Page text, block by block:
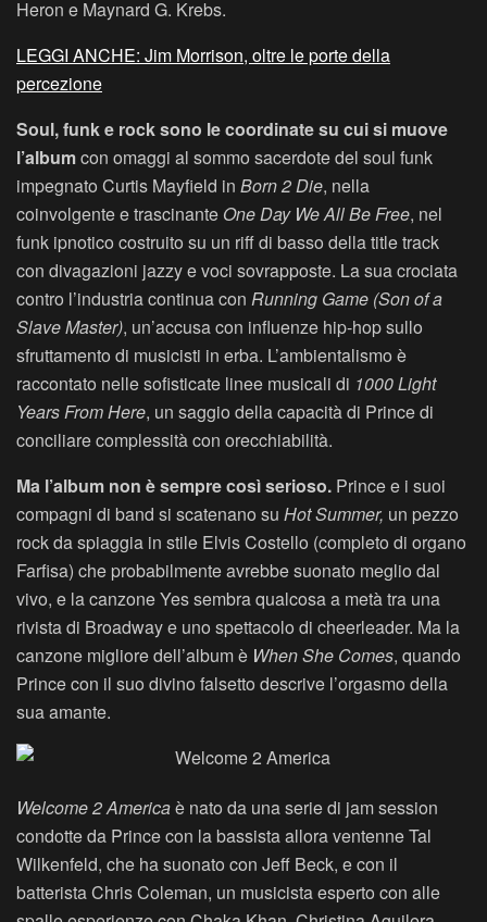
Heron e Maynard G. Krebs.
LEGGI ANCHE: Jim Morrison, oltre le porte della
percezione
Soul, funk e rock sono le coordinate su cui si muove
l’albumcon omaggi al sommo sacerdote del soul funk
impegnato Curtis Mayfield in Born 2 Die, nella
coinvolgente e trascinante One Day We All Be Free, nel
funk ipnotico costruito su un riff di basso della title track
con divagazioni jazzy e voci sovrapposte. La sua crociata
contro l’industria continua con Running Game (Son of a
Slave Master), un’accusa con influenze hip-hop sullo
sfruttamento di musicisti in erba. L’ambientalismo è
raccontato nelle sofisticate linee musicali di 1000 Light
Years From Here, un saggio della capacità di Prince di
conciliare complessità con orecchiabilità.
Ma l’album non è sempre così serioso. Prince e i suoi
compagni di band si scatenano su Hot Summer, un pezzo
rock da spiaggia in stile Elvis Costello (completo di organo
Farfisa) che probabilmente avrebbe suonato meglio dal
vivo, e la canzone Yes sembra qualcosa a metà tra una
rivista di Broadway e uno spettacolo di cheerleader. Ma la
canzone migliore dell’album è When She Comes, quando
Prince con il suo divino falsetto descrive l’orgasmo della
sua amante.
Welcome 2 Americaè nato da una serie di jam session
condotte da Prince con la bassista allora ventenne Tal
Wilkenfeld, che ha suonato con Jeff Beck, e con il
batterista Chris Coleman, un musicista esperto con alle